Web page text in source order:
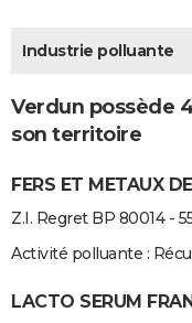
BONS PLANS
Dictionnaire
Biographies
Citations
Expressions
Proverbes
PROGRAMME TV
COPAINS D'AVANT
Industrie polluante
Verdun possède
son territoire
FERS ET METAUX
Z.I. Regret BP 80014 -
Activité polluante :
LACTO SERUM